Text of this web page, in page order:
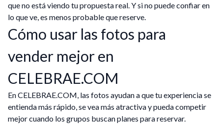
que no está viendo tu propuesta real. Y si no puede confiar en
lo que ve, es menos probable que reserve.
Cómo usar las fotos para
vender mejor en
CELEBRAE.COM
En CELEBRAE.COM, las fotos ayudan a que tu experiencia se
entienda más rápido, se vea más atractiva y pueda competir
mejor cuando los grupos buscan planes para reservar.